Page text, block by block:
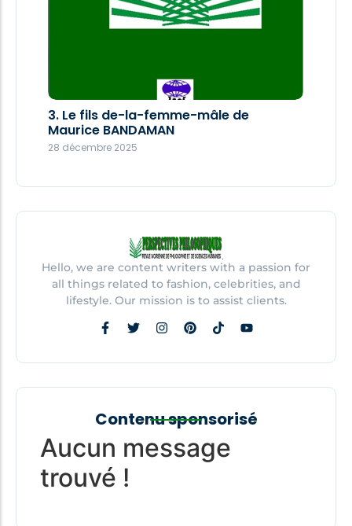
3. Le fils de-la-femme-mâle de
Maurice BANDAMAN
28 décembre 2025
Perspectives philosophiques 030 2025
27 décembre 2025
Hello, we are content writers with a passion for
all things related to fashion, celebrities, and
lifestyle. Our mission is to assist clients.
Contenu sponsorisé
Aucun message
trouvé !